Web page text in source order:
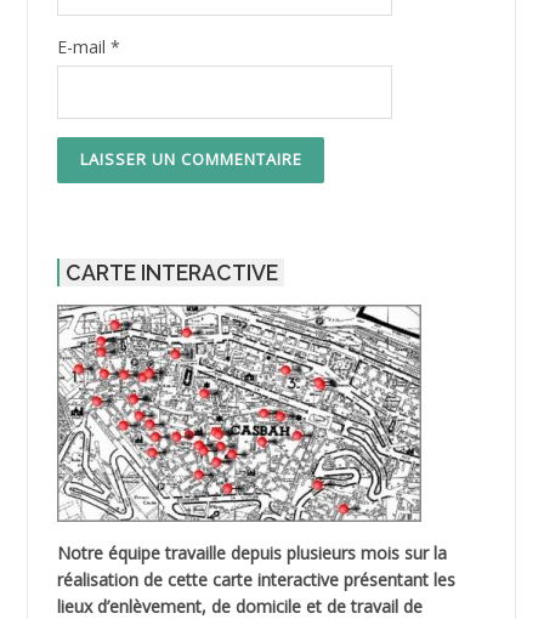
E-mail *
CARTE INTERACTIVE
Notre équipe travaille depuis plusieurs mois sur la
réalisation de cette carte interactive présentant les
lieux d’enlèvement, de domicile et de travail de